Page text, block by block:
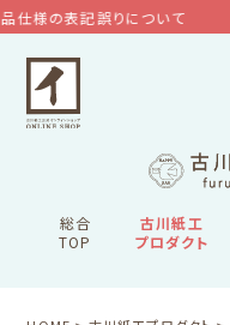
表記誤りについて
総合
TOP
古川紙工
プロダクト